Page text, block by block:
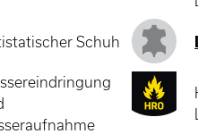
Schuh